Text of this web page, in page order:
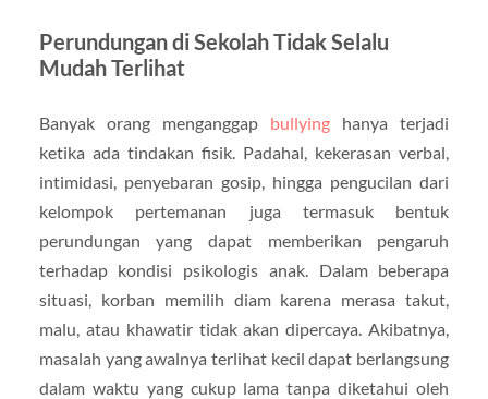
Perundungan di Sekolah Tidak Selalu
Mudah Terlihat
Banyak orang menganggap bullying hanya terjadi
ketika ada tindakan fisik. Padahal, kekerasan verbal,
intimidasi, penyebaran gosip, hingga pengucilan dari
kelompok pertemanan juga termasuk bentuk
perundungan yang dapat memberikan pengaruh
terhadap kondisi psikologis anak. Dalam beberapa
situasi, korban memilih diam karena merasa takut,
malu, atau khawatir tidak akan dipercaya. Akibatnya,
masalah yang awalnya terlihat kecil dapat berlangsung
dalam waktu yang cukup lama tanpa diketahui oleh